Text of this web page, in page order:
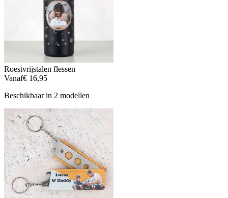
Roestvrijstalen flessen
Vanaf€ 16,95
Beschikbaar in 2 modellen